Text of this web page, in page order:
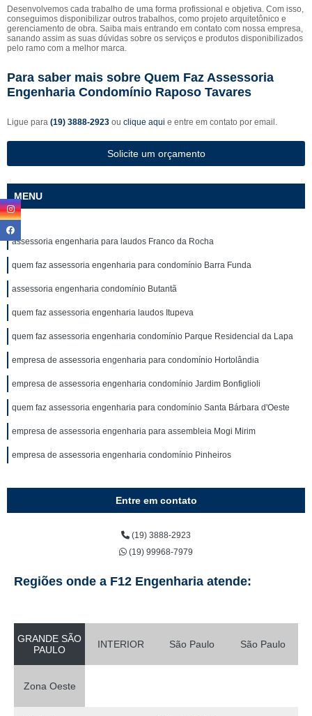
Desenvolvemos cada trabalho de uma forma profissional e objetiva. Com isso,
conseguimos disponibilizar outros trabalhos, como projeto arquitetônico e
gerenciamento de obra. Saiba mais entrando em contato com nossa empresa,
sanando assim as suas dúvidas sobre os serviços e produtos disponibilizados
pelo ramo com a melhor marca.
Para saber mais sobre Quem Faz Assessoria
Engenharia Condomínio Raposo Tavares
Ligue para (19) 3888-2923 ou clique aqui e entre em contato por email.
Solicite um orçamento
MENU
assessoria engenharia para laudos Franco da Rocha
quem faz assessoria engenharia para condomínio Barra Funda
assessoria engenharia condomínio Butantã
quem faz assessoria engenharia laudos Itupeva
quem faz assessoria engenharia condomínio Parque Residencial da Lapa
empresa de assessoria engenharia para condomínio Hortolândia
empresa de assessoria engenharia condomínio Jardim Bonfiglioli
quem faz assessoria engenharia para condomínio Santa Bárbara d'Oeste
empresa de assessoria engenharia para assembleia Mogi Mirim
empresa de assessoria engenharia condomínio Pinheiros
Entre em contato
(19) 3888-2923
(19) 99968-7979
Regiões onde a F12 Engenharia atende:
GRANDE SÃO
PAULO
INTERIOR São Paulo São Paulo
Zona Oeste